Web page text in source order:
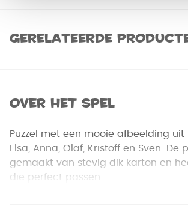
Gerelateerde
Over het spel
Puzzel met een mooie afbeelding uit
Elsa, Anna, Olaf, Kristoff en Sven. De
gemaakt van stevig dik karton en
die perfect passen.